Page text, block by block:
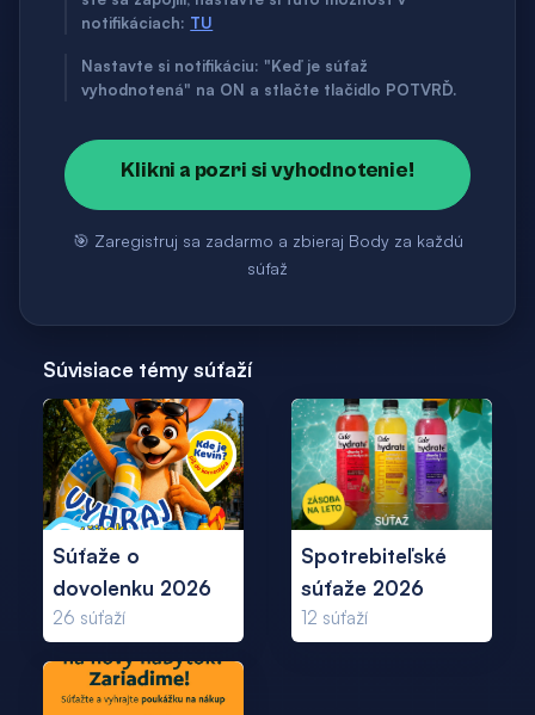
notifikáciach: TU
Nastavte si notifikáciu: "Keď je súťaž
vyhodnotená" na ON a stlačte tlačidlo POTVRĎ.
Klikni a pozri si vyhodnotenie!
🎯 Zaregistruj sa zadarmo a zbieraj Body za každú
súťaž
Súvisiace témy súťaží
Súťaže o
dovolenku 2026
26 súťaží
Spotrebiteľské
súťaže 2026
12 súťaží